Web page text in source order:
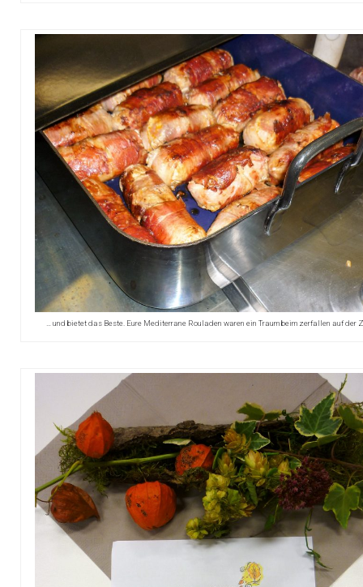
… und bietet das Beste. Eure Mediterrane Rouladen waren ein Traum beim zerfallen auf der